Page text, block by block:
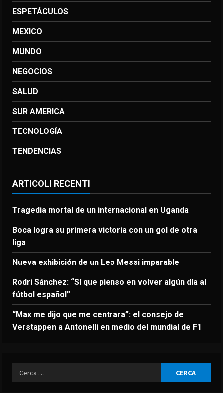
ESPETÁCULOS
MEXICO
MUNDO
NEGOCIOS
SALUD
SUR AMERICA
TECNOLOGÍA
TENDENCIAS
ARTICOLI RECENTI
Tragedia mortal de un internacional en Uganda
Boca logra su primera victoria con un gol de otra
liga
Nueva exhibición de un Leo Messi imparable
Rodri Sánchez: “Sí que pienso en volver algún día al
fútbol español”
“Max me dijo que me centrara”: el consejo de
Verstappen a Antonelli en medio del mundial de F1
Ricerca
per: